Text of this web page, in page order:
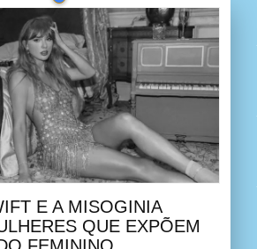
E A MISOGINIA
QUE EXPÕEM
FEMININO